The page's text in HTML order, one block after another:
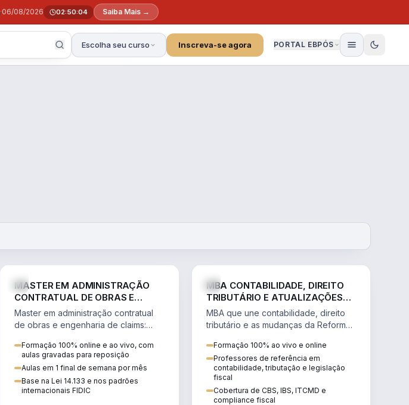
·06/08/2026 02:50:03 Saiba Mais →
Escolha seu curso Inscreva-se agora PORTAL EBPÓS
MASTER EM ADMINISTRAÇÃO
CONTRATUAL DE OBRAS E
ENGENHARIA DE CLAIMS
Master em administração contratual
de obras e engenharia de claims:
pleitos, delay analysis e FIDIC.
Formação 100% online e ao vivo, com
aulas gravadas para reposição
Aulas em 1 final de semana por mês
Base na Lei 14.133 e nos padrões
internacionais FIDIC
MBA CONTABILIDADE, DIREITO
TRIBUTÁRIO E ATUALIZAÇÕES
DA REFORMA TRIBUTÁRIA
MBA que une contabilidade, direito
tributário e as mudanças da Reforma
estratégica no novo cenário.
Formação 100% ao vivo e online
Professores de referência em
contabilidade, tributação e legislação
fiscal
Cobertura de CBS, IBS, ITCMD e
compliance fiscal